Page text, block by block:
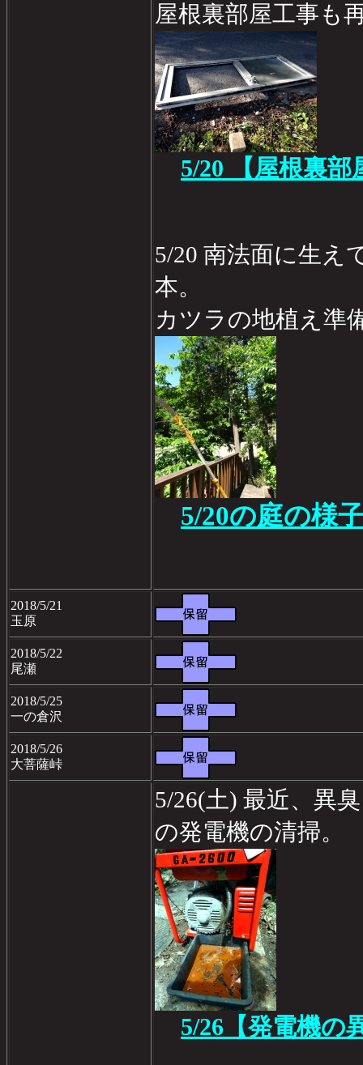
屋根裏部屋工事も
5/20 【屋根裏部
5/20 南法面に生え
本。
カツラの地植え準
5/20の庭の様
2018/5/21
玉原
2018/5/22
尾瀬
2018/5/25
一の倉沢
2018/5/26
大菩薩峠
5/26(土) 最近、異
の発電機の清掃。
5/26【発電機の